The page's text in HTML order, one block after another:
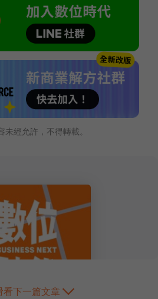
未經允許，不得轉載。
看下一篇文章